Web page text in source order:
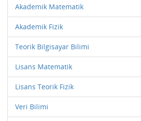
Akademik Matematik
Akademik Fizik
Teorik Bilgisayar Bilimi
Lisans Matematik
Lisans Teorik Fizik
Veri Bilimi